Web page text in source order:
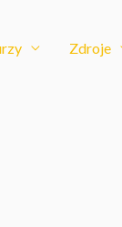
Zdroje